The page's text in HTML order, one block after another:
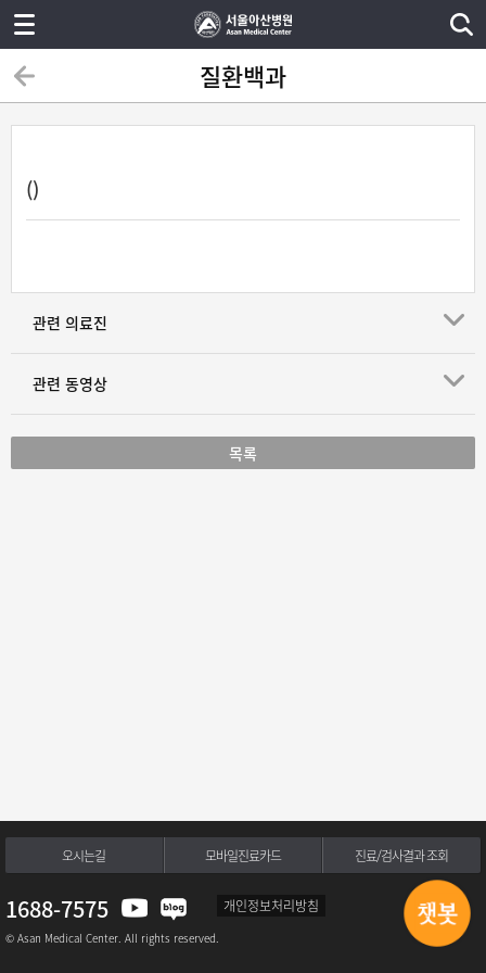
질환백과
()
관련 의료진
관련 동영상
목록
오시는길 모바일진료카드 진료/검사결과 조회
1688-7575 개인정보처리방침
© Asan Medical Center. All rights reserved.